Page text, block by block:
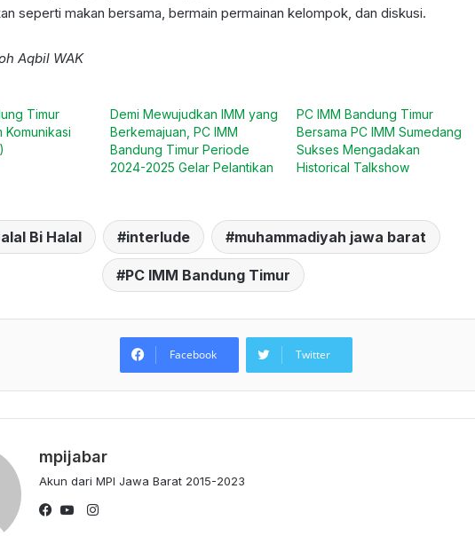
seperti makan bersama, bermain permainan kelompok, dan diskusi.
Aqbil WAK
Timur
Komunikasi
Demi Mewujudkan IMM yang
Berkemajuan, PC IMM
Bandung Timur Periode
2024-2025 Gelar Pelantikan
PC IMM Bandung Timur
Bersama PC IMM Sumedang
Sukses Mengadakan
Historical Talkshow
Bi Halal interlude muhammadiyah jawa barat
PC IMM Bandung Timur
Facebook Twitter
mpijabar
Akun dari MPI Jawa Barat 2015-2023
Instagram